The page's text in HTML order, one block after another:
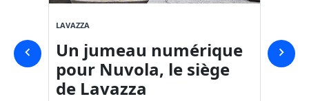
LAVAZZA
Un jumeau numérique
pour Nuvola, le siège
de Lavazza